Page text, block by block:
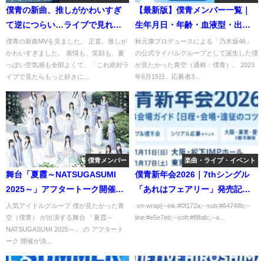
僕青の新曲、推しがかわいすぎ
て逆につらい…ライブで見れな
い地方ファンの本音
僕青の新曲MVを見ました。 正直、推しが
かわいすぎました。 表情も、笑顔も、夏
っぽい空気感も全部よくて、「これ絶対ラ
イブで見たらもっと好きに...
【最新版】僕青メンバー一覧｜
生年月日・年齢・血液型・出身
地まとめ
秋元康プロデュースによる「乃木坂46」
の公式ライバルグループとして誕生した僕
が見たかった青空（通称：僕青）。 2023
年6月15日、応募者3...
僕青メンバー
舞台「夏霞～NATSUGASUMI
2025～」アフタートーク開催決
定！ファン必見の貴重イベント
人気アイドルグループ 僕が見たかった青
空（僕青） が出演する舞台 「夏霞～
NATSUGASUMI 2025～」 の アフタート
ーク 開催が決...
楽曲・ライブ・イベント
僕青新年会2026｜7thシングル
「あれはフェアリー」発売記念
全国3会場ガイド【日程・会場・
遠征のコツ】
.vn-wrap{--ink:#0f172a;--sub:#64748b;--
line:#e5e7eb;--soft:#f8fafc;--a...